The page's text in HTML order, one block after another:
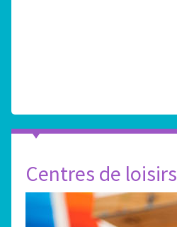
Centres de loisirs